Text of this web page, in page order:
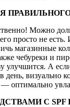
Можно
просто не
магазинные
чебуреки и
улучшится. А
день, визуально
— оптимально
С SPF